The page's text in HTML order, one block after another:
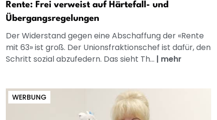
Rente: Frei verweist auf Härtefall- und
Übergangsregelungen
Der Widerstand gegen eine Abschaffung der «Rente
mit 63» ist groß. Der Unionsfraktionschef ist dafür, den
Schritt sozial abzufedern. Das sieht Th... | mehr
WERBUNG